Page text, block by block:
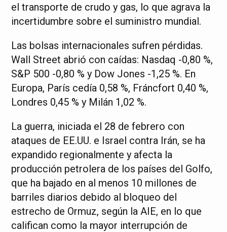
el transporte de crudo y gas, lo que agrava la
incertidumbre sobre el suministro mundial.
Las bolsas internacionales sufren pérdidas.
Wall Street abrió con caídas: Nasdaq -0,80 %,
S&P 500 -0,80 % y Dow Jones -1,25 %. En
Europa, París cedía 0,58 %, Fráncfort 0,40 %,
Londres 0,45 % y Milán 1,02 %.
La guerra, iniciada el 28 de febrero con
ataques de EE.UU. e Israel contra Irán, se ha
expandido regionalmente y afecta la
producción petrolera de los países del Golfo,
que ha bajado en al menos 10 millones de
barriles diarios debido al bloqueo del
estrecho de Ormuz, según la AIE, en lo que
califican como la mayor interrupción de